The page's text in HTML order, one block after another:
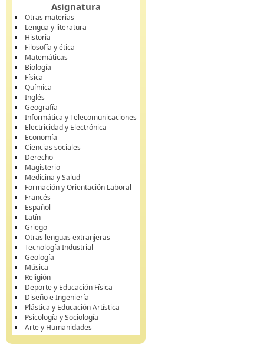
Asignatura
Otras materias
Lengua y literatura
Historia
Filosofía y ética
Matemáticas
Biología
Física
Química
Inglés
Geografía
Informática y Telecomunicaciones
Electricidad y Electrónica
Economía
Ciencias sociales
Derecho
Magisterio
Medicina y Salud
Formación y Orientación Laboral
Francés
Español
Latín
Griego
Otras lenguas extranjeras
Tecnología Industrial
Geología
Música
Religión
Deporte y Educación Física
Diseño e Ingeniería
Plástica y Educación Artística
Psicología y Sociología
Arte y Humanidades